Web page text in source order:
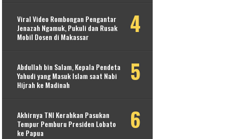
Viral Video Rombongan Pengantar
Jenazah Ngamuk, Pukuli dan Rusak
Mobil Dosen di Makassar
Abdullah bin Salam, Kepala Pendeta
Yahudi yang Masuk Islam saat Nabi
Hijrah ke Madinah
Akhirnya TNI Kerahkan Pasukan
Tempur Pemburu Presiden Lobato
ke Papua